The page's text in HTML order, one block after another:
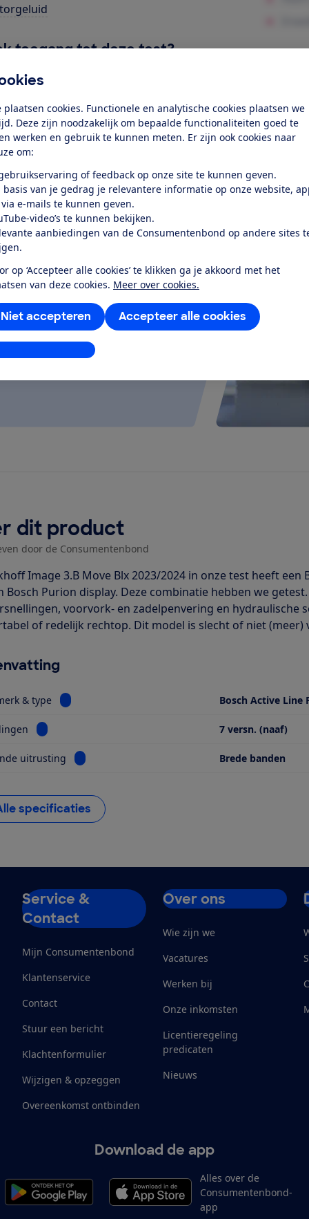
plaatsen cookies. Functionele en analytische cookies plaatsen we
Deze zijn noodzakelijk om bepaalde functionaliteiten goed te
werken en gebruik te kunnen meten. Er zijn ook cookies naar
om:
of feedback op onze site te kunnen geven.
basis van je gedrag je relevantere informatie op onze website,
e-mails te kunnen geven.
video’s te kunnen bekijken.
aanbiedingen van de Consumentenbond op andere sites
op ‘Accepteer alle cookies’ te klikken ga je akkoord met het
van deze cookies. Meer over cookies.
Accepteer alle cookies
Niet accepteren
aanpassen
toegang tot deze test?
Al lid? Log in
je ver fietsen op een
kijken of de e-bike op rolletjes
dit product
door de Consumentenbond
Image 3.B Move Blx 2023/2024 in onze test heeft een
Bosch Purion display. Deze combinatie hebben we
voorvork- en zadelpenvering en hydraulische
of redelijk rechtop. Dit model is slecht of niet (meer)
& type Bekijk informatie voor Motor, merk & typeBosch Active Line
Bekijk informatie voor Versnellingen 7 versn. (naaf)
uitrusting Bekijk informatie voor Opvallende uitrusting
Brede banden
specificaties
Service &
Contact
Mijn Consumentenbond
Klantenservice
Contact
Stuur een bericht
Klachtenformulier
Wijzigen & opzeggen
Overeenkomst ontbinden
Over ons
Wie zijn we
Vacatures
Werken bij
Onze inkomsten
Licentieregeling
predicaten
Nieuws
Download de app
Alles over de
Consumentenbond-
app